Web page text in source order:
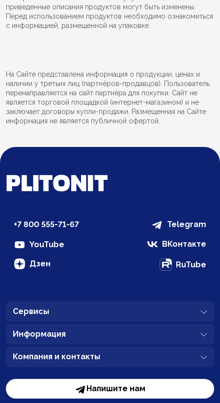
приведенные описания продуктов могут быть изменены.
Перед использованием продуктов необходимо ознакомиться
с информацией, размещенной на упаковке.
На Сайте представлена информация о продукции, ценах и
наличии у третьих лиц (партнёров-продавцов). Пользователь
перенаправляется на сайт партнёра для покупки. Сайт не
является торговой площадкой (интернет-магазином) и не
заключает договоры купли-продажи. Размещенная на Сайте
информация не является публичной офертой.
+7 800 555-71-67 Telegram
YouTube ВКонтакте
Дзен RuTube
Сервисы
Информация
Компания и контакты
Напишите нам